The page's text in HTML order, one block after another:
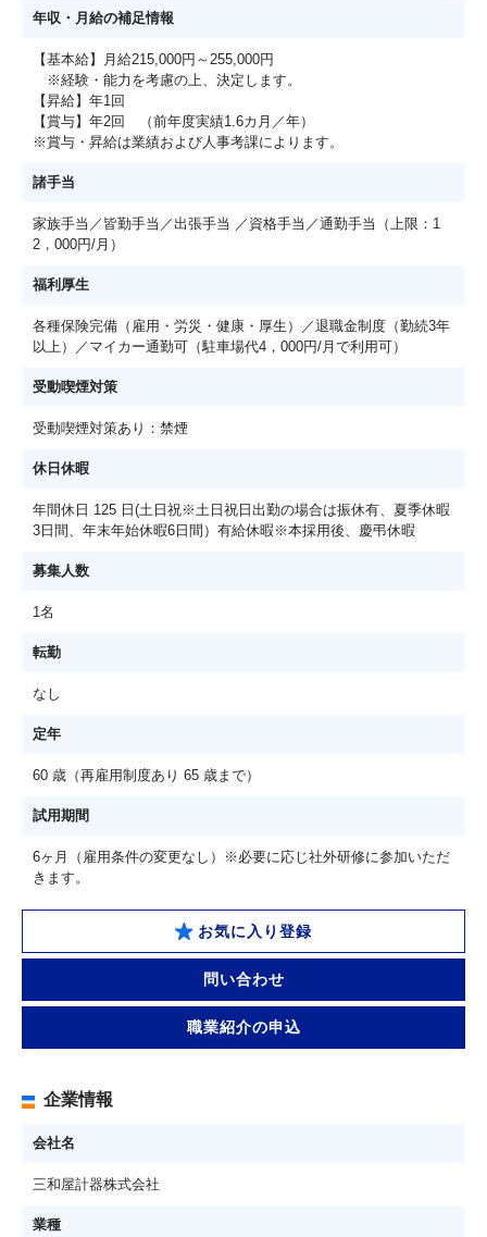
年収・月給の補足情報
【基本給】月給215,000円～255,000円
※経験・能力を考慮の上、決定します。
【昇給】年1回
【賞与】年2回 （前年度実績1.6カ月／年）
※賞与・昇給は業績および人事考課によります。
諸手当
家族手当／皆勤手当／出張手当 ／資格手当／通勤手当（上限：1
2，000円/月）
福利厚生
各種保険完備（雇用・労災・健康・厚生）／退職金制度（勤続3年
以上）／マイカー通勤可（駐車場代4，000円/月で利用可）
受動喫煙対策
受動喫煙対策あり：禁煙
休日休暇
年間休日 125 日(土日祝※土日祝日出勤の場合は振休有、夏季休暇
3日間、年末年始休暇6日間）有給休暇※本採用後、慶弔休暇
募集人数
1名
転勤
なし
定年
60 歳（再雇用制度あり 65 歳まで）
試用期間
6ヶ月（雇用条件の変更なし）※必要に応じ社外研修に参加いただ
きます。
お気に入り登録
問い合わせ
職業紹介の申込
企業情報
会社名
三和屋計器株式会社
業種